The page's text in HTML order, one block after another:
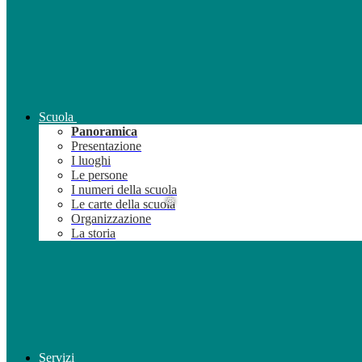
Scuola
Panoramica
Presentazione
I luoghi
Le persone
I numeri della scuola
Le carte della scuola
Organizzazione
La storia
Servizi
❆